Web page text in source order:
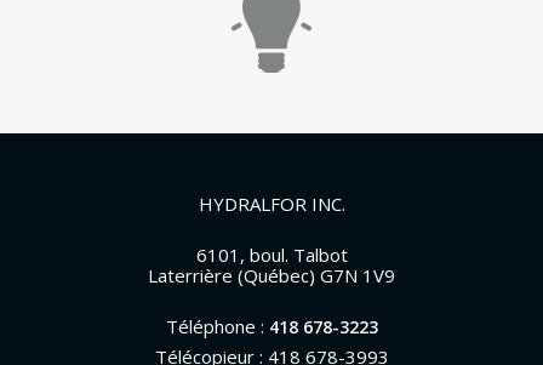
HYDRALFOR INC.
6101, boul. Talbot
Laterrière (Québec) G7N 1V9
Téléphone : 418 678-3223
Télécopieur : 418 678-3993